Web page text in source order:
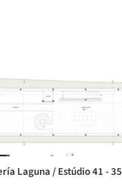
Laguna / Estúdio 41 - 35